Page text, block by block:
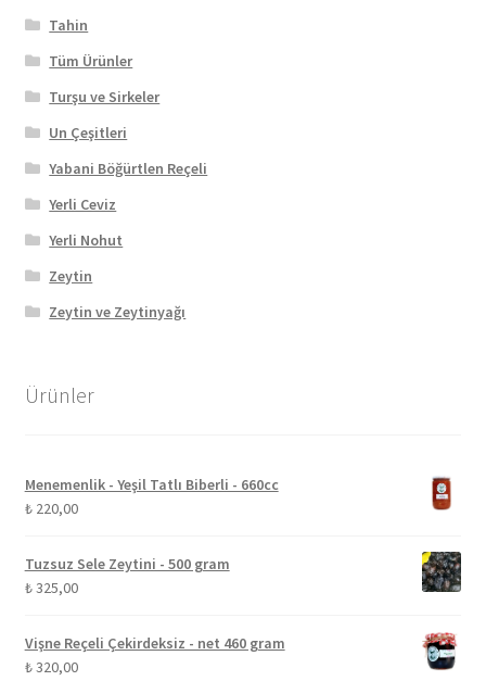
Tahin
Tüm Ürünler
Turşu ve Sirkeler
Un Çeşitleri
Yabani Böğürtlen Reçeli
Yerli Ceviz
Yerli Nohut
Zeytin
Zeytin ve Zeytinyağı
Ürünler
Menemenlik - Yeşil Tatlı Biberli - 660cc
₺220,00
Tuzsuz Sele Zeytini - 500 gram
₺325,00
Vişne Reçeli Çekirdeksiz - net 460 gram
₺320,00